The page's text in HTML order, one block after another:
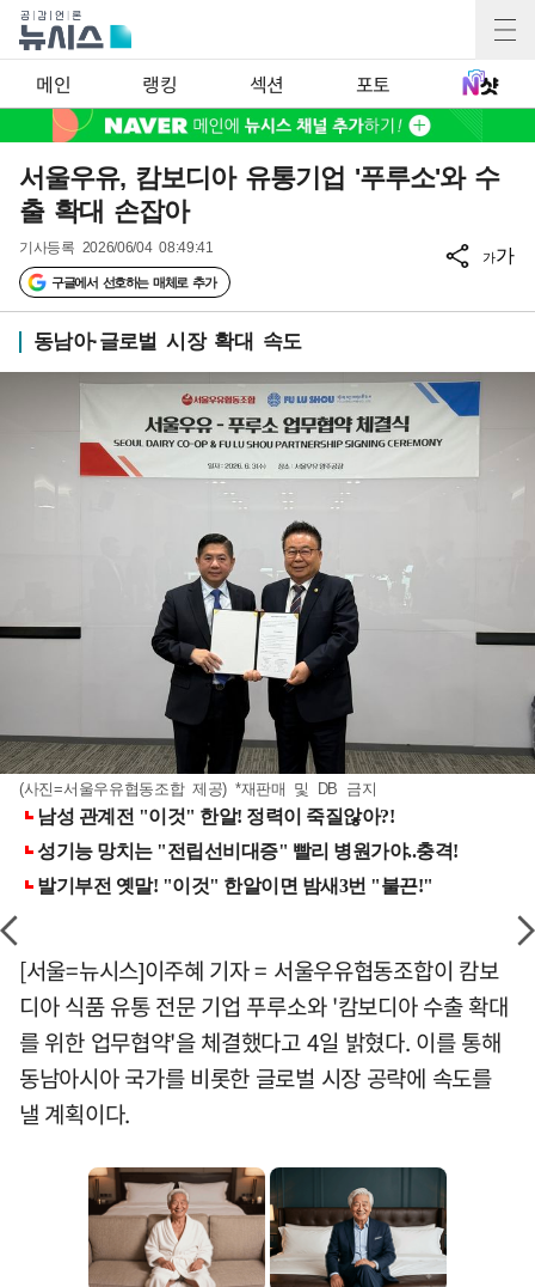
메인 랭킹 섹션 포토
서울우유, 캄보디아 유통기업 '푸루소'와 수
출 확대 손잡아
기사등록 2026/06/04 08:49:41
구글에서 선호하는 매체로 추가
가가
동남아·글로벌 시장 확대 속도
(사진=서울우유협동조합 제공) *재판매 및 DB 금지
[서울=뉴시스]이주혜 기자 = 서울우유협동조합이 캄보
디아 식품 유통 전문 기업 푸루소와 '캄보디아 수출 확대
를 위한 업무협약'을 체결했다고 4일 밝혔다. 이를 통해
동남아시아 국가를 비롯한 글로벌 시장 공략에 속도를
낼 계획이다.